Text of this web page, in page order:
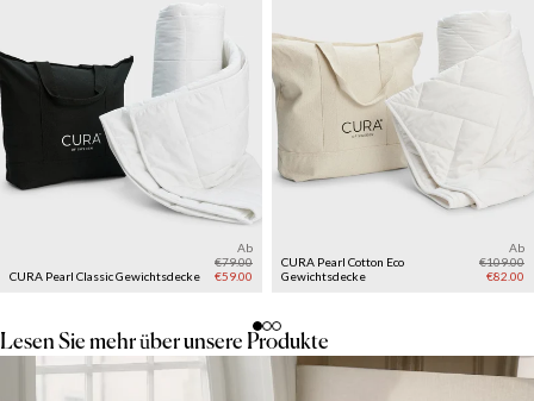
CURA Pearl Classic Gewichtsdecke
Ab
€79.00
€59.00
CURA Pearl Cotton Eco
Gewichtsdecke
Ab
€109.00
€82.00
Lesen Sie mehr über unsere Produkte